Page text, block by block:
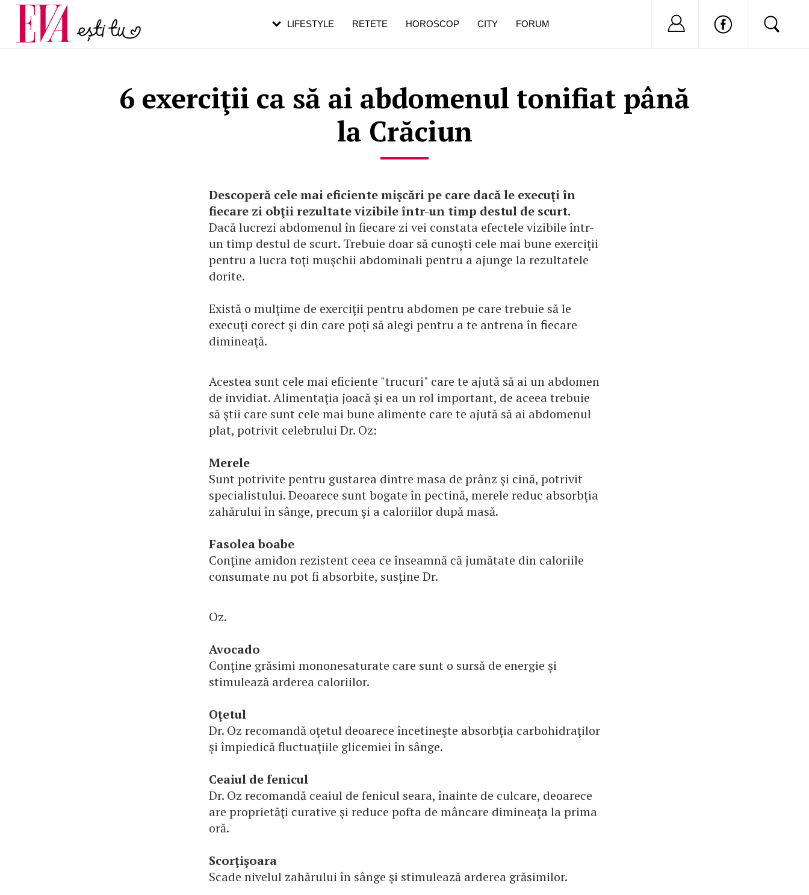
6 exerciţii ca să ai abdomenul tonifiat până
la Crăciun
Descoperă cele mai eficiente mişcări pe care dacă le execuţi în
fiecare zi obţii rezultate vizibile într-un timp destul de scurt.
Dacă lucrezi abdomenul în fiecare zi vei constata efectele vizibile într-
un timp destul de scurt. Trebuie doar să cunoşti cele mai bune exerciţii
pentru a lucra toţi muşchii abdominali pentru a ajunge la rezultatele
dorite.
Există o mulţime de exerciţii pentru abdomen pe care trebuie să le
execuţi corect şi din care poţi să alegi pentru a te antrena în fiecare
dimineaţă.
Acestea sunt cele mai eficiente "trucuri" care te ajută să ai un abdomen
de invidiat. Alimentaţia joacă şi ea un rol important, de aceea trebuie
să ştii care sunt cele mai bune alimente care te ajută să ai abdomenul
plat, potrivit celebrului Dr. Oz:
Merele
Sunt potrivite pentru gustarea dintre masa de prânz şi cină, potrivit
specialistului. Deoarece sunt bogate în pectină, merele reduc absorbţia
zahărului în sânge, precum şi a caloriilor după masă.
Fasolea boabe
Conţine amidon rezistent ceea ce înseamnă că jumătate din caloriile
consumate nu pot fi absorbite, susţine Dr.
Oz.
Avocado
Conţine grăsimi mononesaturate care sunt o sursă de energie şi
stimulează arderea caloriilor.
Oţetul
Dr. Oz recomandă oţetul deoarece încetineşte absorbţia carbohidraţilor
şi împiedică fluctuaţiile glicemiei în sânge.
Ceaiul de fenicul
Dr. Oz recomandă ceaiul de fenicul seara, înainte de culcare, deoarece
are proprietăţi curative şi reduce pofta de mâncare dimineaţa la prima
oră.
Scorţişoara
Scade nivelul zahărului în sânge şi stimulează arderea grăsimilor.
LIFESTYLE RETETE HOROSCOP CITY FORUM Nu ai cont?
Carieră
Actualitate
pe măsură ce înaintezi în vârstă
de dureroasă este investigația